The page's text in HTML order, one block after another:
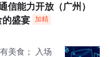
信能力开放（广州）
的盛宴
加精
美食； 入场